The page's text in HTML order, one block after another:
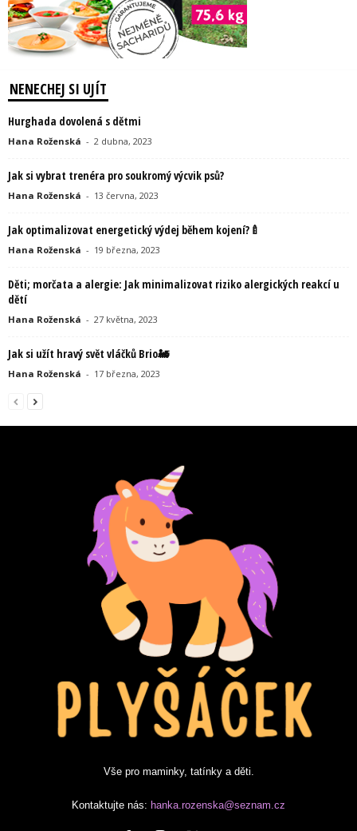
NENECHEJ SI UJÍT
Hurghada dovolená s dětmi
Hana Roženská - 2 dubna, 2023
Jak si vybrat trenéra pro soukromý výcvik psů?
Hana Roženská - 13 června, 2023
Jak optimalizovat energetický výdej během kojení?🍼
Hana Roženská - 19 března, 2023
Děti; morčata a alergie: Jak minimalizovat riziko alergických reakcí u
dětí
Hana Roženská - 27 května, 2023
Jak si užít hravý svět vláčků Brio🚂
Hana Roženská - 17 března, 2023
Vše pro maminky, tatínky a děti.
Kontaktujte nás: hanka.rozenska@seznam.cz